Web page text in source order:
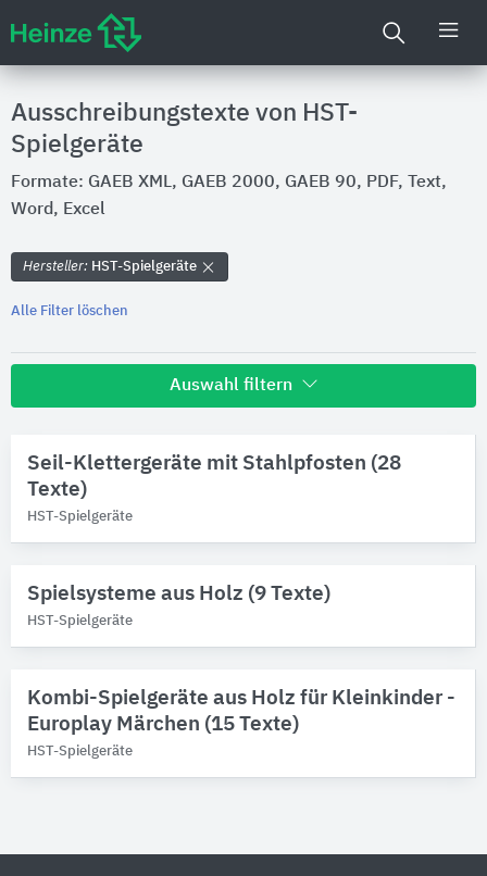
Ausschreibungstexte von HST-
Spielgeräte
Formate: GAEB XML, GAEB 2000, GAEB 90, PDF, Text,
Word, Excel
Hersteller: HST-Spielgeräte
Alle Filter löschen
Auswahl filtern
HST-Spielgeräte
Produktkategorie
Sportanlagen
Fallschutzbeläge
Seil-Klettergeräte mit Stahlpfosten (28
Texte)
HST-Spielgeräte
Spielsysteme aus Holz (9 Texte)
HST-Spielgeräte
Kombi-Spielgeräte aus Holz für Kleinkinder -
Europlay Märchen (15 Texte)
HST-Spielgeräte